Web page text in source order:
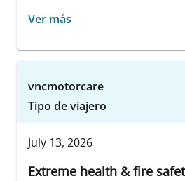
Ver más
vncmotorcare
Tipo de viajero
July 13, 2026
Extreme health & fire